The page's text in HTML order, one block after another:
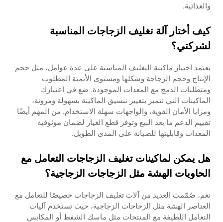
والغذائية.
كيف أختار آلة تغليف الزجاجات المناسبة
لشركتي؟
يعتمد اختيار ماكينة التغليف المناسبة على عدة عوامل، مثل حجم
الإنتاج وحجم الزجاجة وشكلها ومستوى الأتمتة المطلوب
ومتطلبات الدمج مع المعدات الموجودة. ضع في اعتبارك
الماكينات التي تتميز بتغيير تنسيق الماكينة بسهولة ومرونة،
ومزايا الأمان القوية، والواجهات سهلة الاستخدام. من المهم أيضًا
تقييم الدعم ما بعد البيع وتوفر قطع الغيار لضمان موثوقية
المعدات وقابليتها للصيانة على المدى الطويل.
هل يمكن لماكينات تغليف الزجاجات التعامل مع
الحاويات الهشة مثل الزجاجات الزجاجية؟
نعم، صُمّمت العديد من آلات تغليف الزجاجات خصيصًا للتعامل مع
العناصر الهشة مثل الزجاجات الزجاجية، حيث تستخدم آليات
التعامل اللطيفة مع المنتجات مثل ماسك الشفط أو المكابس